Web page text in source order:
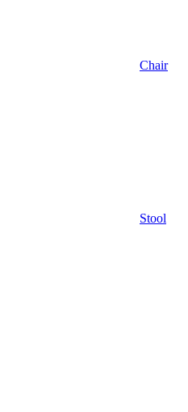
Chair
Stool